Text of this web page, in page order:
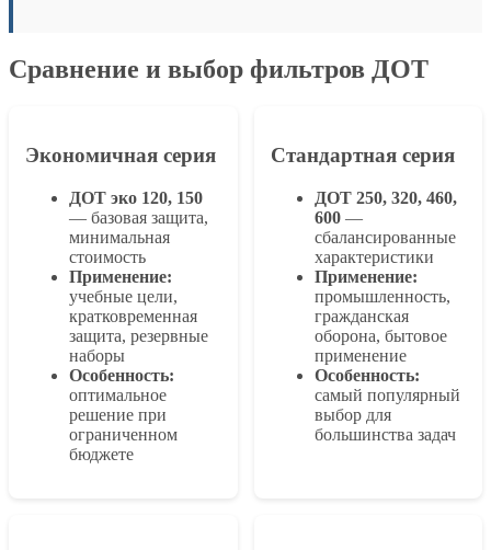
Сравнение и выбор фильтров ДОТ
Экономичная серия
ДОТ эко 120, 150
— базовая защита,
минимальная
стоимость
Применение:
учебные цели,
кратковременная
защита, резервные
наборы
Особенность:
оптимальное
решение при
ограниченном
бюджете
Стандартная серия
ДОТ 250, 320, 460,
600—
сбалансированные
характеристики
Применение:
промышленность,
гражданская
оборона, бытовое
применение
Особенность:
самый популярный
выбор для
большинства задач